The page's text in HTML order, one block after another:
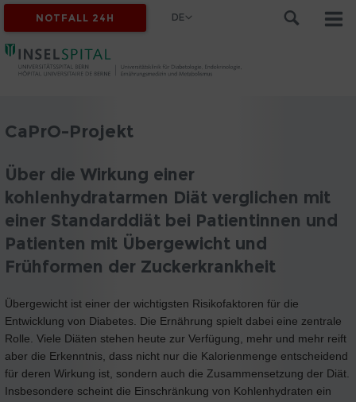
NOTFALL 24H DE
CaPrO-Projekt
Über die Wirkung einer
kohlenhydratarmen Diät verglichen mit
einer Standarddiät bei Patientinnen und
Patienten mit Übergewicht und
Frühformen der Zuckerkrankheit
Übergewicht ist einer der wichtigsten Risikofaktoren für die
Entwicklung von Diabetes. Die Ernährung spielt dabei eine zentrale
Rolle. Viele Diäten stehen heute zur Verfügung, mehr und mehr reift
aber die Erkenntnis, dass nicht nur die Kalorienmenge entscheidend
für deren Wirkung ist, sondern auch die Zusammensetzung der Diät.
Insbesondere scheint die Einschränkung von Kohlenhydraten ein